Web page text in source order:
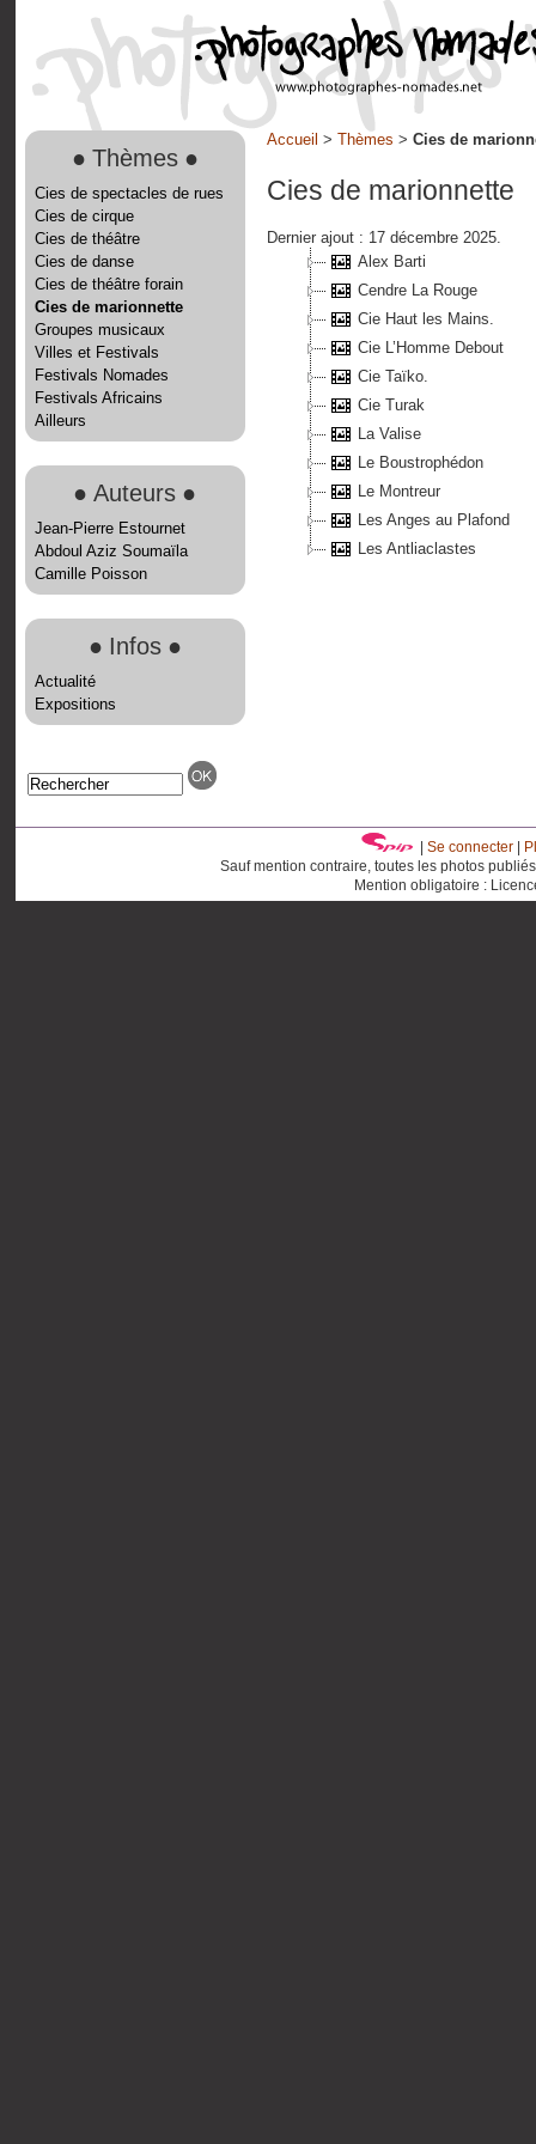
● Thèmes ●
Cies de spectacles de rues
Cies de cirque
Cies de théâtre
Cies de danse
Cies de théâtre forain
Cies de marionnette
Groupes musicaux
Villes et Festivals
Festivals Nomades
Festivals Africains
Ailleurs
● Auteurs ●
Jean-Pierre Estournet
Abdoul Aziz Soumaïla
Camille Poisson
● Infos ●
Actualité
Expositions
Accueil > Thèmes > Cies de
Cies de marionnette
Dernier ajout : 17 décembre 2025.
Alex Barti
Cendre La Rouge
Cie Haut les Mains.
Cie L’Homme Debout
Cie Taïko.
Cie Turak
La Valise
Le Boustrophédon
Le Montreur
Les Anges au Plafond
Les Antliaclastes
Se connecter|
Sauf mention contraire, toutes les photos
Mention obligatoire :